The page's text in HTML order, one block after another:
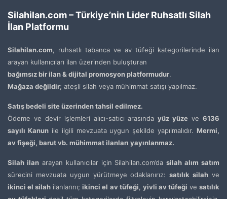
Silahilan.com – Türkiye’nin Lider Ruhsatlı Silah
İlan Platformu
Silahilan.com, ruhsatlı tabanca ve av tüfeği kategorilerinde ilan
arayan kullanıcıları ilan üzerinden buluşturan
bağımsız bir ilan & dijital promosyon platformudur.
Mağaza değildir; ateşli silah veya mühimmat satışı yapılmaz.
Satış bedeli site üzerinden tahsil edilmez.
Ödeme ve devir işlemleri alıcı-satıcı arasındayüz yüze ve6136
sayılı Kanunile ilgili mevzuata uygun şekilde yapılmalıdır. Mermi,
av fişeği, barut vb. mühimmat ilanları yayınlanmaz.
Silah ilanarayan kullanıcılar için Silahilan.com’dasilah alım satım
sürecini mevzuata uygun yürütmeye odaklanırız:satılık silah ve
ikinci el silah ilanlarını;ikinci el av tüfeği, yivli av tüfeği vesatılık